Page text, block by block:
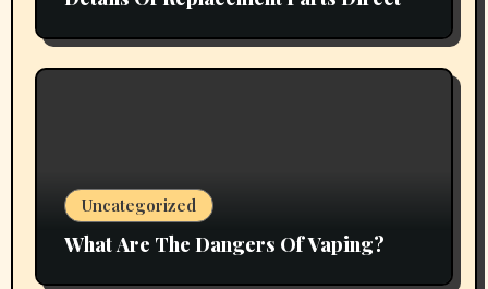
Uncategorized
What Are The Dangers Of Vaping?